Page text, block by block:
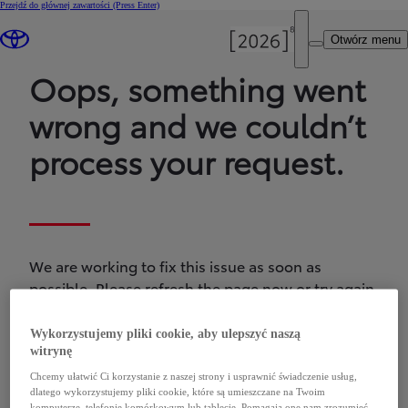
Przejdź do głównej zawartości (Press Enter)
Otwórz menu
Oops, something went
wrong and we couldn’t
process your request.
We are working to fix this issue as soon as
possible. Please refresh the page now or try again
Wykorzystujemy pliki cookie, aby ulepszyć naszą
witrynę
Chcemy ułatwić Ci korzystanie z naszej strony i usprawnić świadczenie usług,
dlatego wykorzystujemy pliki cookie, które są umieszczane na Twoim